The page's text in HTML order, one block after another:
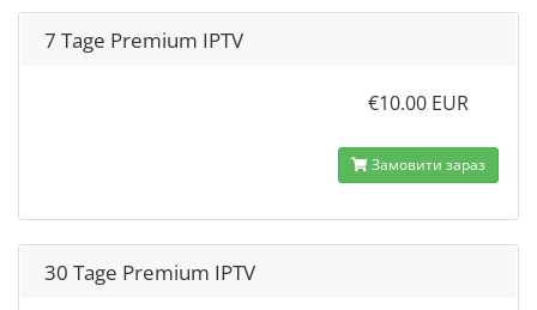
7 Tage Premium IPTV
€10.00 EUR
Замовити зараз
30 Tage Premium IPTV